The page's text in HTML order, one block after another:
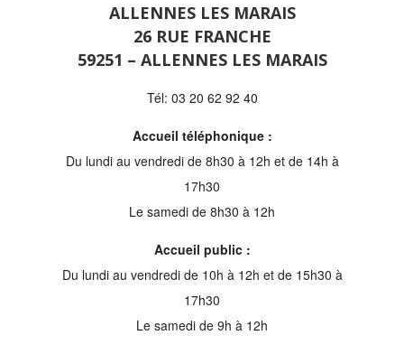
ALLENNES LES MARAIS
26 RUE FRANCHE
59251 – ALLENNES LES MARAIS
Tél: 03 20 62 92 40
Accueil téléphonique :
Du lundi au vendredi de 8h30 à 12h et de 14h à
17h30
Le samedi de 8h30 à 12h
Accueil public :
Du lundi au vendredi de 10h à 12h et de 15h30 à
17h30
Le samedi de 9h à 12h